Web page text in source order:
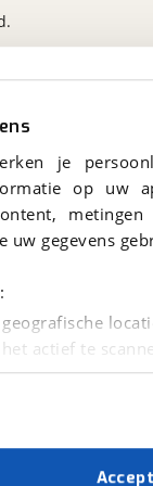
je
op
gegevens
actief te
worden
zorgen we